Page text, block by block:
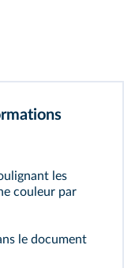
les
couleur par
le document